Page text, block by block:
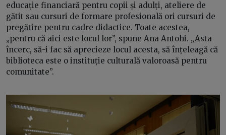
educație financiară pentru copii și adulți, ateliere de
gătit sau cursuri de formare profesională ori cursuri de
pregătire pentru cadre didactice. Toate acestea,
„pentru că aici este locul lor”, spune Ana Antohi. „Asta
încerc, să-i fac să aprecieze locul acesta, să înțeleagă că
biblioteca este o instituție culturală valoroasă pentru
comunitate”.